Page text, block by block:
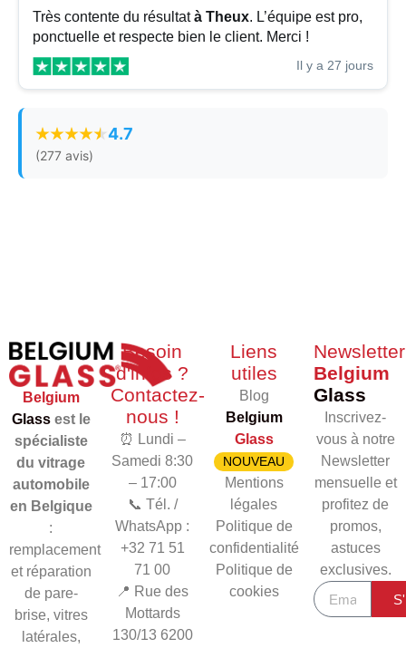
Très contente du résultatà Theux. L’équipe est pro,
ponctuelle et respecte bien le client. Merci !
Il y a 27 jours
4.7
(277 avis)
Belgium
Glassest le
spécialiste
du vitrage
automobile
en Belgique
:
remplacement
et réparation
de pare-
brise, vitres
latérales,
Besoin
d'infos ?
Contactez-
nous !
⏰ Lundi –
Samedi 8:30
– 17:00
📞 Tél. /
WhatsApp :
+32 71 51
71 00
📍 Rue des
Mottards
130/13 6200
Liens
utiles
Blog
Belgium
Glass
NOUVEAU
Mentions
légales
Politique de
confidentialité
Politique de
cookies
Newsletter
Belgium
Glass
Inscrivez-
vous à notre
Newsletter
mensuelle et
profitez de
promos,
astuces
exclusives.